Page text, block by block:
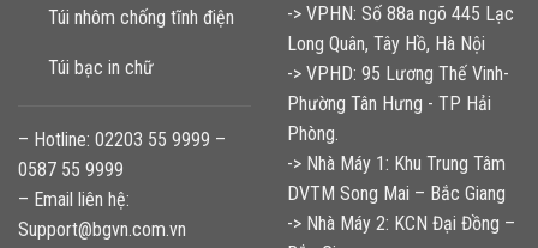
Túi nhôm chống tĩnh điện
Túi bạc in chữ
– Hotline: 02203 55 9999 –
0587 55 9999
– Email liên hệ:
Support@bgvn.com.vn
-> VPHN: Số 88a ngõ 445 Lạc
Long Quân, Tây Hồ, Hà Nội
-> VPHD: 95 Lương Thế Vinh-
Phường Tân Hưng - TP Hải
Phòng.
-> Nhà Máy 1: Khu Trung Tâm
DVTM Song Mai – Bắc Giang
-> Nhà Máy 2: KCN Đại Đồng –